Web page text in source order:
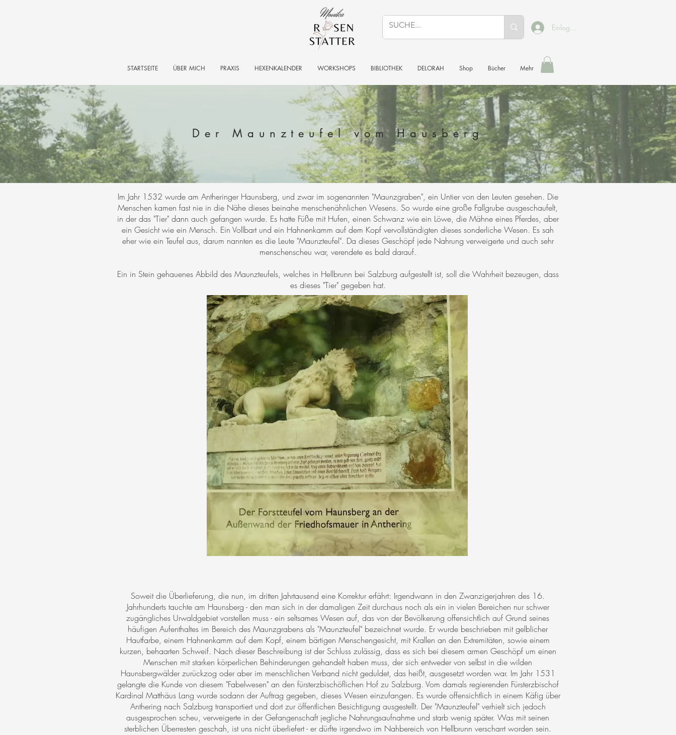
Einloggen
STARTSEITE ÜBER MICH PRAXIS HEXENKALENDER WORKSHOPS BIBLIOTHEK DELORAH Shop Bücher Mehr
Der Maunzteufel vom Hausberg
Im Jahr 1532 wurde am Antheringer Haunsberg, und zwar im sogenannten "Maunzgraben", ein Untier von den Leuten gesehen. Die
Menschen kamen fast nie in die Nähe dieses beinahe menschenähnlichen Wesens. So wurde eine große Fallgrube ausgeschaufelt,
in der das "Tier" dann auch gefangen wurde. Es hatte Füße mit Hufen, einen Schwanz wie ein Löwe, die Mähne eines Pferdes, aber
ein Gesicht wie ein Mensch. Ein Vollbart und ein Hahnenkamm auf dem Kopf vervollständigten dieses sonderliche Wesen. Es sah
eher wie ein Teufel aus, darum nannten es die Leute "Maunzteufel". Da dieses Geschöpf jede Nahrung verweigerte und auch sehr
menschenscheu war, verendete es bald darauf.
Ein in Stein gehauenes Abbild des Maunzteufels, welches in Hellbrunn bei Salzburg aufgestellt ist, soll die Wahrheit bezeugen, dass
es dieses "Tier" gegeben hat.
Soweit die Überlieferung, die nun, im dritten Jahrtausend eine Korrektur erfährt: Irgendwann in den Zwanzigerjahren des 16.
Jahrhunderts tauchte am Haunsberg - den man sich in der damaligen Zeit durchaus noch als ein in vielen Bereichen nur schwer
zugängliches Urwaldgebiet vorstellen muss - ein seltsames Wesen auf, das von der Bevölkerung offensichtlich auf Grund seines
häufigen Aufenthaltes im Bereich des Maunzgrabens als "Maunzteufel" bezeichnet wurde. Er wurde beschrieben mit gelblicher
Hautfarbe, einem Hahnenkamm auf dem Kopf, einem bärtigen Menschengesicht, mit Krallen an den Extremitäten, sowie einem
kurzen, behaarten Schweif. Nach dieser Beschreibung ist der Schluss zulässig, dass es sich bei diesem armen Geschöpf um einen
Menschen mit starken körperlichen Behinderungen gehandelt haben muss, der sich entweder von selbst in die wilden
Haunsbergwälder zurückzog oder aber im menschlichen Verband nicht geduldet, das heißt, ausgesetzt worden war. Im Jahr 1531
gelangte die Kunde von diesem "Fabelwesen" an den fürsterzbischöflichen Hof zu Salzburg. Vom damals regierenden Fürsterzbischof
Kardinal Matthäus Lang wurde sodann der Auftrag gegeben, dieses Wesen einzufangen. Es wurde offensichtlich in einem Käfig über
Anthering nach Salzburg transportiert und dort zur öffentlichen Besichtigung ausgestellt. Der "Maunzteufel" verhielt sich jedoch
ausgesprochen scheu, verweigerte in der Gefangenschaft jegliche Nahrungsaufnahme und starb wenig später. Was mit seinen
sterblichen Überresten geschah, ist uns nicht überliefert - er dürfte irgendwo im Nahbereich von Hellbrunn verscharrt worden sein.